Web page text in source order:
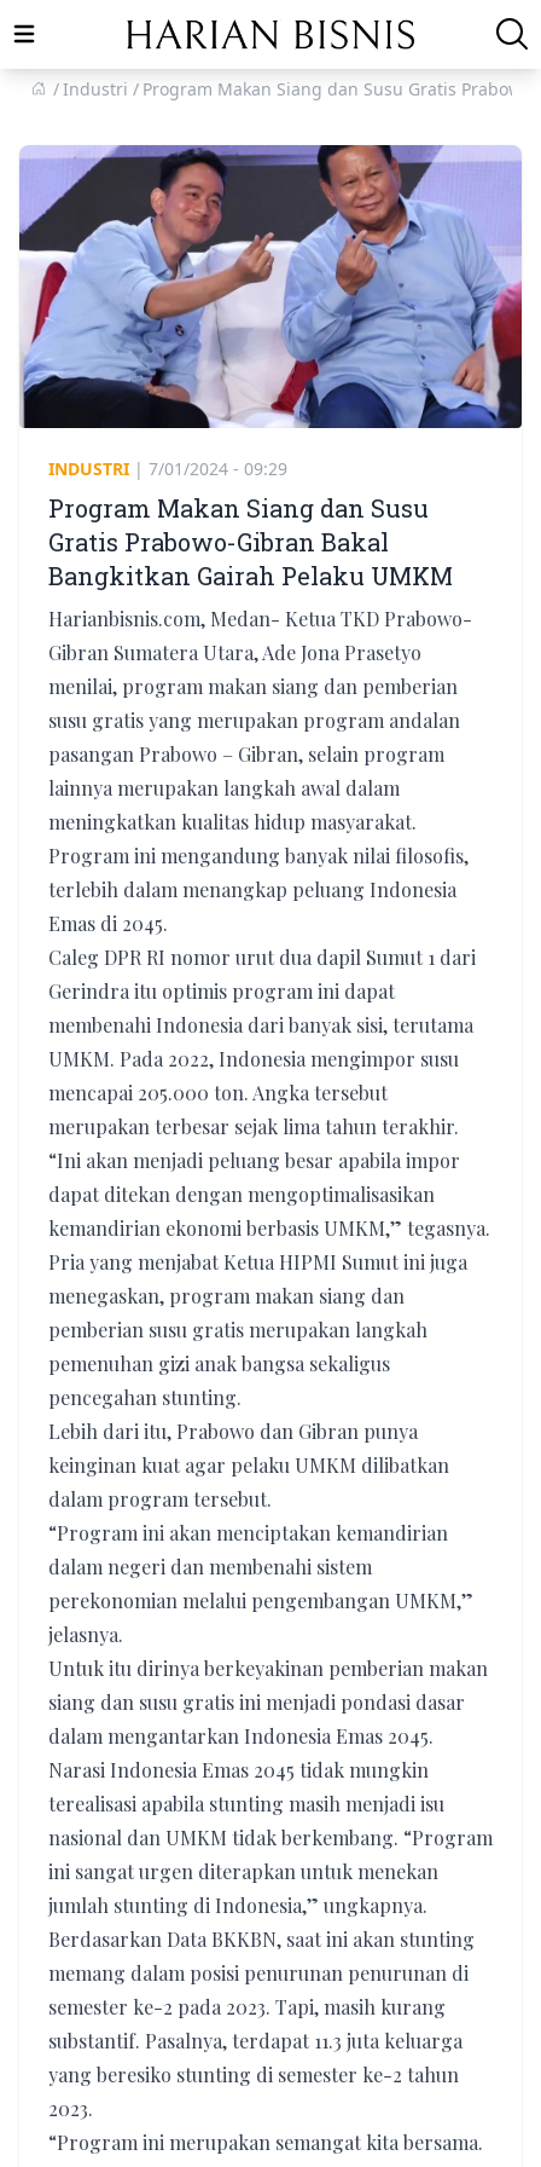
Open main menu
Industri
Program Makan Siang dan Susu Gratis
INDUSTRI | 7/01/2024 - 09:29
Program Makan Siang dan Susu
Gratis Prabowo-Gibran Bakal
Bangkitkan Gairah Pelaku UMKM
Harianbisnis.com, Medan- Ketua TKD Prabowo-
Gibran Sumatera Utara, Ade Jona Prasetyo
menilai, program makan siang dan pemberian
susu gratis yang merupakan program andalan
pasangan Prabowo – Gibran, selain program
lainnya merupakan langkah awal dalam
meningkatkan kualitas hidup masyarakat.
Program ini mengandung banyak nilai filosofis,
terlebih dalam menangkap peluang Indonesia
Emas di 2045.
Caleg DPR RI nomor urut dua dapil Sumut 1 dari
Gerindra itu optimis program ini dapat
membenahi Indonesia dari banyak sisi, terutama
UMKM. Pada 2022, Indonesia mengimpor susu
mencapai 205.000 ton. Angka tersebut
merupakan terbesar sejak lima tahun terakhir.
“Ini akan menjadi peluang besar apabila impor
dapat ditekan dengan mengoptimalisasikan
kemandirian ekonomi berbasis UMKM,” tegasnya.
Pria yang menjabat Ketua HIPMI Sumut ini juga
menegaskan, program makan siang dan
pemberian susu gratis merupakan langkah
pemenuhan gizi anak bangsa sekaligus
pencegahan stunting.
Lebih dari itu, Prabowo dan Gibran punya
keinginan kuat agar pelaku UMKM dilibatkan
dalam program tersebut.
“Program ini akan menciptakan kemandirian
dalam negeri dan membenahi sistem
perekonomian melalui pengembangan UMKM,”
jelasnya.
Untuk itu dirinya berkeyakinan pemberian makan
siang dan susu gratis ini menjadi pondasi dasar
dalam mengantarkan Indonesia Emas 2045.
Narasi Indonesia Emas 2045 tidak mungkin
terealisasi apabila stunting masih menjadi isu
nasional dan UMKM tidak berkembang. “Program
ini sangat urgen diterapkan untuk menekan
jumlah stunting di Indonesia,” ungkapnya.
Berdasarkan Data BKKBN, saat ini akan stunting
memang dalam posisi penurunan penurunan di
semester ke-2 pada 2023. Tapi, masih kurang
substantif. Pasalnya, terdapat 11.3 juta keluarga
yang beresiko stunting di semester ke-2 tahun
2023.
“Program ini merupakan semangat kita bersama.